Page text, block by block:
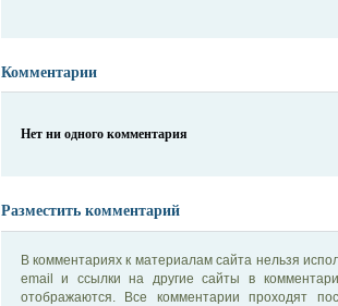
Комментарии
Нет ни одного комментария
Разместить комментарий
В комментариях к материалам сайта нельзя
email и ссылки на другие сайты в
отображаются. Все комментарии проходят